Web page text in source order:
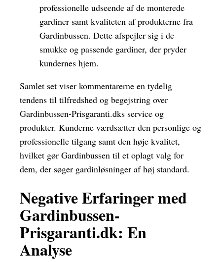
professionelle udseende af de monterede
gardiner samt kvaliteten af produkterne fra
Gardinbussen. Dette afspejler sig i de
smukke og passende gardiner, der pryder
kundernes hjem.
Samlet set viser kommentarerne en tydelig
tendens til tilfredshed og begejstring over
Gardinbussen-Prisgaranti.dks service og
produkter. Kunderne værdsætter den personlige og
professionelle tilgang samt den høje kvalitet,
hvilket gør Gardinbussen til et oplagt valg for
dem, der søger gardinløsninger af høj standard.
Negative Erfaringer med
Gardinbussen-
Prisgaranti.dk: En
Analyse